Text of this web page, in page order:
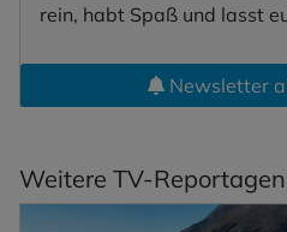
rein, habt Spaß und lasst
Newsletter
Weitere TV-Reportagen